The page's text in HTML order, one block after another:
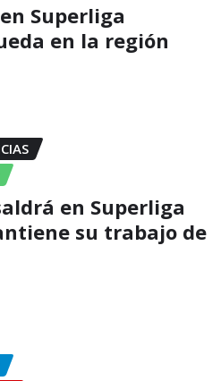
Superliga
en la región
en Superliga
su trabajo de